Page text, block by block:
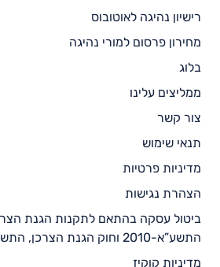
רישיון נהיגה לאוטובוס
מחירון פרסום למורי נהיגה
בלוג
ממליצים עלינו
צור קשר
תנאי שימוש
מדיניות פרטיות
הצהרת נגישות
ביטול עסקה בהתאם לתקנות הגנת
התשע”א-2010 וחוק הגנת הצרכן, התשמ”א-1981″
מדיניות קוקיז